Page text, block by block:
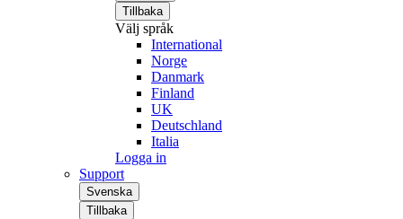
Tillbaka
Välj språk
International
Norge
Danmark
Finland
UK
Deutschland
Italia
Logga in
Support
Svenska
Tillbaka